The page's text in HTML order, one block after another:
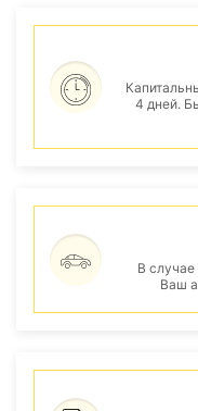
4 дней.
В
Ваш